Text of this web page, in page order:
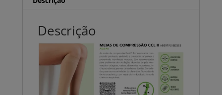
vários
Descrição